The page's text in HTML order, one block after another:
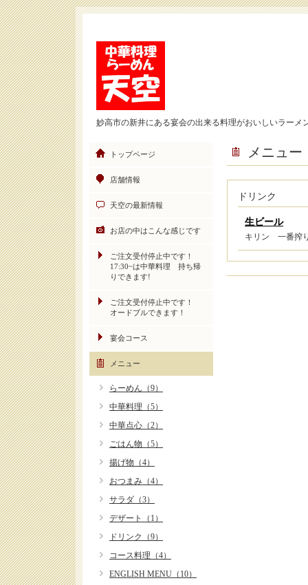
妙高市の新井にある宴会の出来る料理がおいしいラーメ
メニュー
ドリンク
生ビール
キリン 一番搾
トップページ
店舗情報
天空の最新情報
お店の中はこんな感じです
ご注文受付停止中です！
17:30~は中華料理 持ち帰
りできます!
ご注文受付停止中です！
オードブルできます！
宴会コース
メニュー
らーめん（9）
中華料理（5）
中華点心（2）
ごはん物（5）
揚げ物（4）
おつまみ（4）
サラダ（3）
デザート（1）
ドリンク（9）
コース料理（4）
ENGLISH MENU（10）